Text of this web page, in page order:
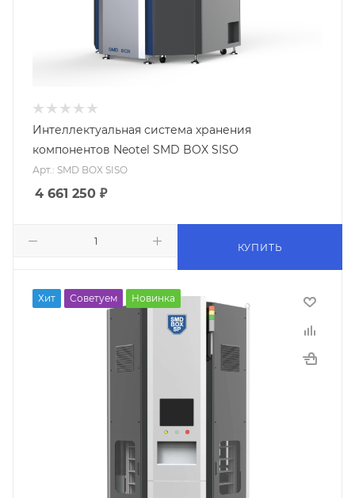
Интеллектуальная система хранения
компонентов Neotel SMD BOX SISO
Арт.: SMD BOX SISO
4 661 250 ₽
КУПИТЬ
Хит Советуем Новинка